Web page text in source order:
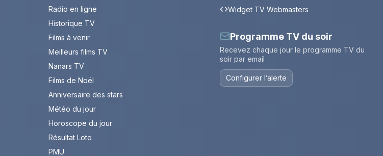
Radio en ligne
Historique TV
Films à venir
Meilleurs films TV
Nanars TV
Films de Noël
Anniversaire des stars
Météo du jour
Horoscope du jour
Résultat Loto
PMU
Widget TV Webmasters
Programme TV du soir
Recevez chaque jour le programme TV du
soir par email
Configurer l’alerte